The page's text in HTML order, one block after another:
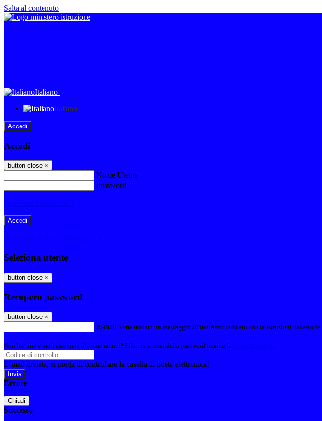
Salta al contenuto
Italiano
Italiano
Accedi
Accedi
button close ×
Nome Utente
Password
-
Seleziona utente
button close ×
Recupero password
button close ×
E-mail Verrà inviato un messaggio all'indirizzo indicato con le istruzioni necessarie.
Non hai una e-mail associata al nome utente? Effettua il reset della password tramite la
E-mail inviata, si prega di controllare la casella di posta elettronica!
Errore
Chiudi
Successo